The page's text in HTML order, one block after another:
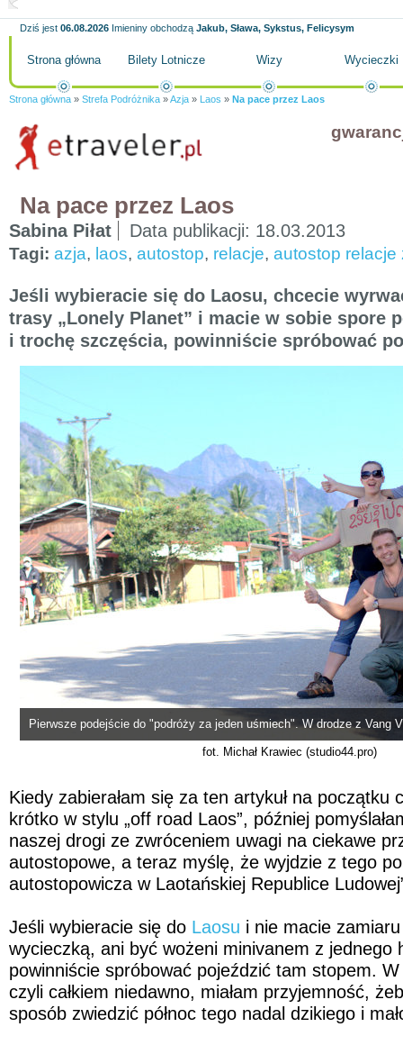
Dziś jest 06.08.2026 Imieniny obchodzą Jakub, Sława, Sykstus, Felicysym
Strona główna Bilety Lotnicze Wizy Wycieczki
Strona główna » Strefa Podróżnika »Azja » Laos » Na pace przez Laos
Na pace przez Laos
Sabina Piłat Data publikacji: 18.03.2013
Tagi: azja, laos, autostop, relacje, autostop relacje
Jeśli wybieracie się do Laosu, chcecie
trasy „Lonely Planet” i macie w sobie spore
i trochę szczęścia, powinniście spróbować
Pierwsze podejście do "podróży za jeden uśmiech". W drodze z Vang
fot. Michał Krawiec (studio44.pro)
Kiedy zabierałam się za ten artykuł na początku
krótko w stylu „off road Laos”, później
naszej drogi ze zwróceniem uwagi na ciekawe
autostopowe, a teraz myślę, że wyjdzie z tego
autostopowicza w Laotańskiej Republice
Jeśli wybieracie się do Laosu i nie macie
wycieczką, ani być wożeni minivanem z jednego
powinniście spróbować pojeździć tam stopem.
czyli całkiem niedawno, miałam przyjemność,
sposób zwiedzić północ tego nadal dzikiego i